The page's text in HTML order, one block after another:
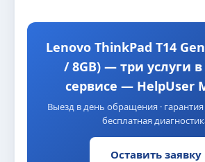
Lenovo ThinkPad T14
/ 8GB) — три услуги
сервисе — HelpUser
Выезд в день обращения · гарантия
бесплатная
Оставить заявку